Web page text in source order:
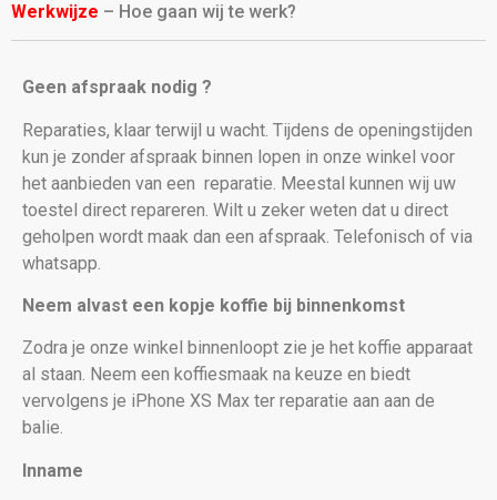
Werkwijze – Hoe gaan wij te werk?
Geen afspraak nodig ?
Reparaties, klaar terwijl u wacht. Tijdens de openingstijden
kun je zonder afspraak binnen lopen in onze winkel voor
het aanbieden van een reparatie. Meestal kunnen wij uw
toestel direct repareren. Wilt u zeker weten dat u direct
geholpen wordt maak dan een afspraak. Telefonisch of via
whatsapp.
Neem alvast een kopje koffie bij binnenkomst
Zodra je onze winkel binnenloopt zie je het koffie apparaat
al staan. Neem een koffiesmaak na keuze en biedt
vervolgens je iPhone XS Max ter reparatie aan aan de
balie.
Inname